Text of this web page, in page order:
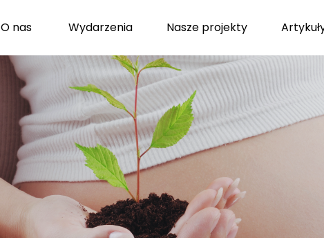
O nas Wydarzenia Nasze projekty